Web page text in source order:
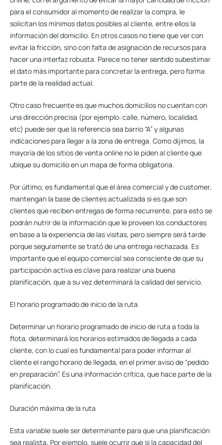
para el consumidor al momento de realizar la compra, le
solicitan los mínimos datos posibles al cliente, entre ellos la
información del domicilio. En otros casos no tiene que ver con
evitar la fricción, sino con falta de asignación de recursos para
hacer una interfaz robusta. Parece no tener sentido subestimar
el dato más importante para concretar la entrega, pero forma
parte de la realidad actual.
Otro caso frecuente es que muchos domicilios no cuentan con
una dirección precisa (por ejemplo: calle, número, localidad,
etc) puede ser que la referencia sea barrio “A” y algunas
indicaciones para llegar a la zona de entrega. Como dijimos, la
mayoría de los sitios de venta online no le piden al cliente que
ubique su domicilio en un mapa de forma obligatoria.
Por último, es fundamental que el área comercial y de customer,
mantengan la base de clientes actualizada si es que son
clientes que reciben entregas de forma recurrente, para esto se
podrán nutrir de la información que le proveen los conductores
en base a la experiencia de las visitas, pero siempre será tarde
porque seguramente se trató de una entrega rechazada. Es
importante que el equipo comercial sea consciente de que su
participación activa es clave para realizar una buena
planificación, que a su vez determinará la calidad del servicio.
El horario programado de inicio de la ruta
Determinar un horario programado de inicio de ruta a toda la
flota, determinará los horarios estimados de llegada a cada
cliente, con lo cual es fundamental para poder informar al
cliente el rango horario de llegada, en el primer aviso de “pedido
en preparación”. Es una información crítica, que hace parte de la
planificación.
Duración máxima de la ruta
Esta variable suele ser determinante para que una planificación
sea realista. Por ejemplo, suele ocurrir que si la capacidad del